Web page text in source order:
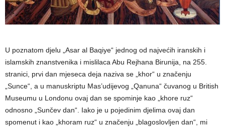
U poznatom djelu „Asar al Baqiye“ jednog od najvećih iranskih i
islamskih znanstvenika i mislilaca Abu Rejhana Birunija, na 255.
stranici, prvi dan mjeseca deja naziva se „khor“ u značenju
„Sunce“, a u manuskriptu Mas’udijevog „Qanuna“ čuvanog u British
Museumu u Londonu ovaj dan se spominje kao „khore ruz“
odnosno „Sunčev dan“. Iako je u pojedinim djelima ovaj dan
spomenut i kao „khoram ruz“ u značenju „blagoslovljen dan“, mi